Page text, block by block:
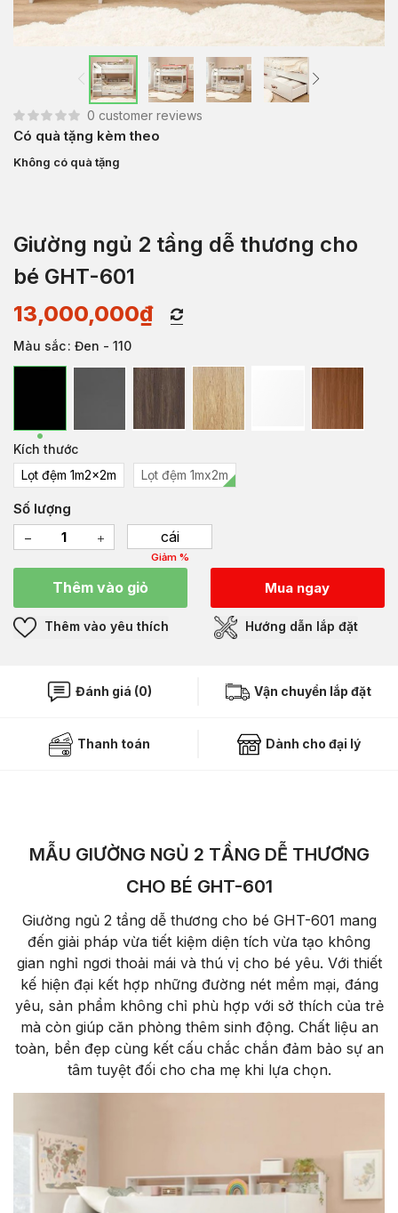
0 customer reviews
Có quà tặng kèm theo
Không có quà tặng
Giường ngủ 2 tầng dễ thương cho
bé GHT-601
13,000,000₫
Màu sắc: Đen - 110
Kích thước
Lọt đệm 1m2x2m
Lọt đệm 1mx2m
Số lượng
cái
Giảm %
Thêm vào giỏ Mua ngay
Thêm vào yêu thích Hướng dẫn lắp đặt
Đánh giá (0) Vận chuyển lắp đặt
Thanh toán Dành cho đại lý
MẪU GIƯỜNG NGỦ 2 TẦNG DỄ THƯƠNG
CHO BÉ GHT-601
Giường ngủ 2 tầng dễ thương cho bé GHT-601 mang
đến giải pháp vừa tiết kiệm diện tích vừa tạo không
gian nghỉ ngơi thoải mái và thú vị cho bé yêu. Với thiết
kế hiện đại kết hợp những đường nét mềm mại, đáng
yêu, sản phẩm không chỉ phù hợp với sở thích của trẻ
mà còn giúp căn phòng thêm sinh động. Chất liệu an
toàn, bền đẹp cùng kết cấu chắc chắn đảm bảo sự an
tâm tuyệt đối cho cha mẹ khi lựa chọn.